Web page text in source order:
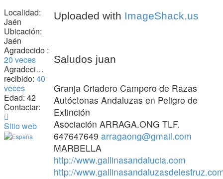
Uploaded with ImageShack.us
Saludos juan
Granja Criadero Campero de Razas
Autóctonas Andaluzas en Peligro de
Extinción
Asociación ARRAGA.ONG TLF.
647647649 arragaong@gmail.com
MARBELLA
http://www.gallinasandalucia.com
http://
Localidad:
Jaén
Ubicación:
Jaén
Agradecido :
20 veces
Agradecimiento
recibido: 40
veces
Edad: 42
Contactar:
rtrja
Sitio web